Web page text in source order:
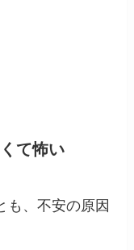
て怖い
も、不安の原因